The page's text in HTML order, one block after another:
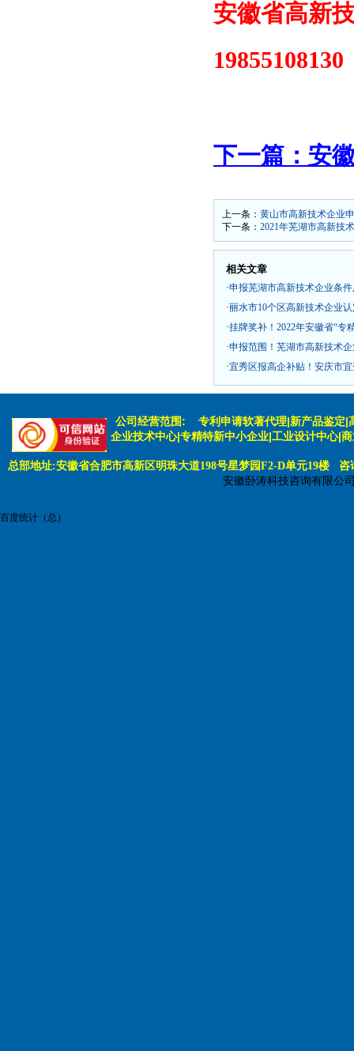
安徽省高新
下一篇：安
上一条： 黄山市高新技术企业
下一条： 2021年芜湖市高新技
相关文章
·申报芜湖市高新技术企业条
·丽水市10个区高新技术企业
·挂牌奖补！2022年安徽省“专
·申报范围！芜湖市高新技术
·宜秀区报高企补贴！安庆市
公司经营范围:
专利申请软著代理|新产品鉴定|
企业技术中心|专精特新中小企业|工业设计中心|
总部地址:安徽省合肥市高新区明珠大道198号星梦园F2-D单元19楼 咨
安徽卧涛科技咨询有限公
百度统计（总）